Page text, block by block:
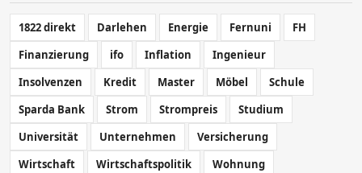
1822 direkt Darlehen Energie Fernuni
FH
Finanzierung
ifo Inflation
Ingenieur
Insolvenzen
Kredit Master Möbel
Schule
Sparda Bank
Strom Strompreis
Studium
Universität
Unternehmen
Versicherung
Wirtschaft
Wirtschaftspolitik Wohnung